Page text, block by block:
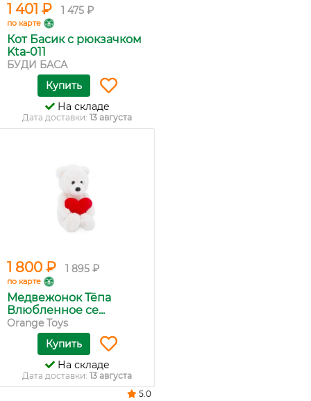
1 401 ₽ 1 475 ₽
по карте
Кот Басик с рюкзачком
Kta-011
БУДИ БАСА
Купить
На складе
Дата доставки: 13 августа
1 800 ₽ 1 895 ₽
по карте
Медвежонок Тёпа
Влюбленное се...
Orange Toys
Купить
На складе
Дата доставки: 13 августа
5.0